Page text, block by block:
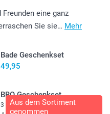
eine ganz
Sie sie… Mehr
Bade Geschenkset
49,95
Aus dem Sortiment
genommen
BBQ Geschenkset
3 Varianten